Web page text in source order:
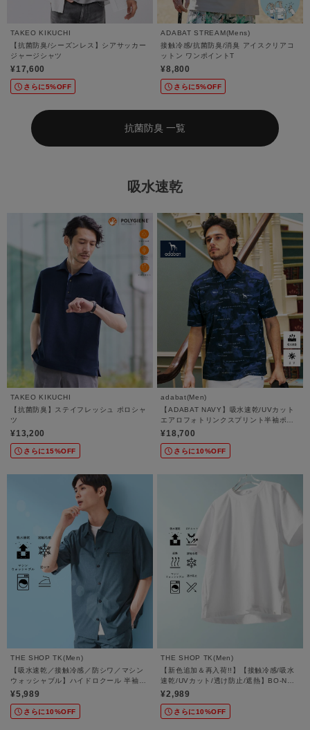
TAKEO KIKUCHI
【抗菌防臭/シーズンレス】シアサッカー
ジャージシャツ
¥17,600
さらに5%OFF
ADABAT STREAM(Mens)
接触冷感/抗菌防臭/消臭 アイスクリアコ
ットン ワンポイントT
¥8,800
さらに5%OFF
抗菌防臭 一覧
吸水速乾
TAKEO KIKUCHI
【抗菌防臭】ステイフレッシュ ポロシャ
ツ
¥13,200
さらに15%OFF
adabat(Men)
【ADABAT NAVY】吸水速乾/UVカット
エアロフォトリンクスプリント半袖ポロ
シャツ
¥18,700
さらに10%OFF
THE SHOP TK(Men)
【吸水速乾／接触冷感／防シワ／マシン
ウォッシャブル】ハイドロクール 半袖シ
ャツ
¥5,989
さらに10%OFF
THE SHOP TK(Men)
【新色追加＆再入荷!!】【接触冷感/吸水
速乾/UVカット/透け防止/遮熱】BO-NO
TEE/ボーノTシャツ
¥2,989
さらに10%OFF